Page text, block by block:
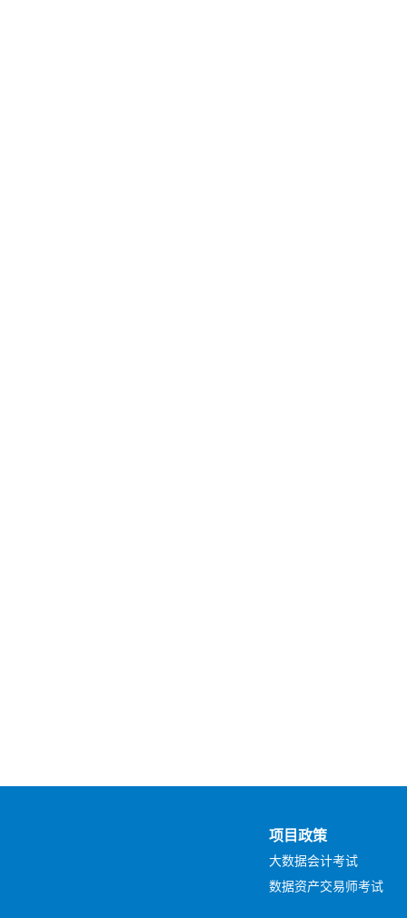
项目政策
大数据会计考试
数据资产交易师考试